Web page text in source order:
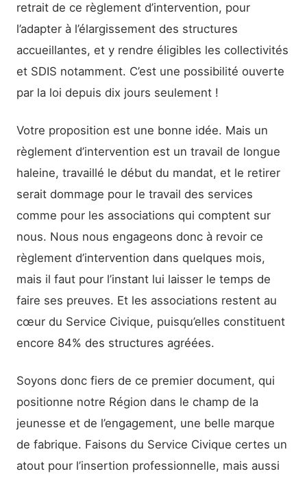
retrait de ce règlement d’intervention, pour
l’adapter à l’élargissement des structures
accueillantes, et y rendre éligibles les collectivités
et SDIS notamment. C’est une possibilité ouverte
par la loi depuis dix jours seulement !
Votre proposition est une bonne idée. Mais un
règlement d’intervention est un travail de longue
haleine, travaillé le début du mandat, et le retirer
serait dommage pour le travail des services
comme pour les associations qui comptent sur
nous. Nous nous engageons donc à revoir ce
règlement d’intervention dans quelques mois,
mais il faut pour l’instant lui laisser le temps de
faire ses preuves. Et les associations restent au
cœur du Service Civique, puisqu’elles constituent
encore 84% des structures agréées.
Soyons donc fiers de ce premier document, qui
positionne notre Région dans le champ de la
jeunesse et de l’engagement, une belle marque
de fabrique. Faisons du Service Civique certes un
atout pour l’insertion professionnelle, mais aussi